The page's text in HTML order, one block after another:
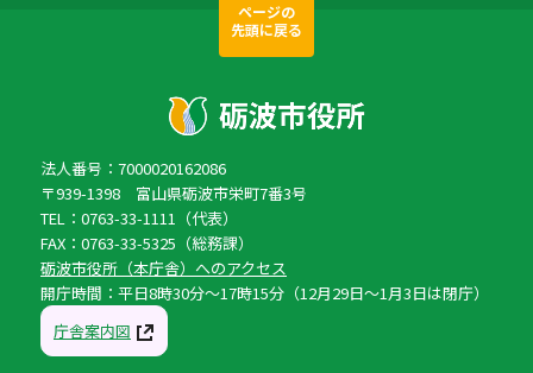
ページの
先頭に戻る
法人番号：7000020162086
〒939-1398 富山県砺波市栄町7番3号
TEL：0763-33-1111（代表）
FAX：0763-33-5325（総務課）
砺波市役所（本庁舎）へのアクセス
開庁時間：平日8時30分〜17時15分（12月29日〜1月3日は閉庁）
庁舎案内図